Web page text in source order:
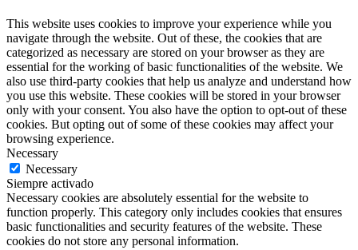
This website uses cookies to improve your experience while you
navigate through the website. Out of these, the cookies that are
categorized as necessary are stored on your browser as they are
essential for the working of basic functionalities of the website. We
also use third-party cookies that help us analyze and understand how
you use this website. These cookies will be stored in your browser
only with your consent. You also have the option to opt-out of these
cookies. But opting out of some of these cookies may affect your
browsing experience.
Necessary
Necessary
Siempre activado
Necessary cookies are absolutely essential for the website to
function properly. This category only includes cookies that ensures
basic functionalities and security features of the website. These
cookies do not store any personal information.